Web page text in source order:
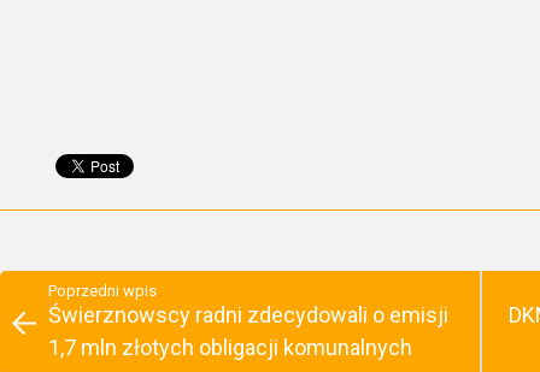
Poprzedni wpis
Świerznowscy radni zdecydowali o emisji
1,7 mln złotych obligacji komunalnych